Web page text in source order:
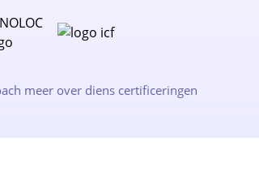
meer over diens certificeringen